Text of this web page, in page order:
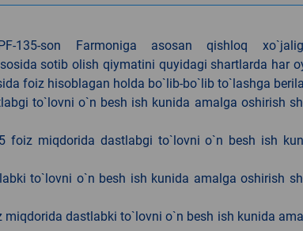
135-son Farmoniga asosan qishloq
sotib olish qiymatini quyidagi shartlarda har
foiz hisoblagan holda bo`lib-bo`lib to`lashga
to`lovni o`n besh ish kunida amalga oshirish
foiz miqdorida dastlabgi to`lovni o`n besh ish
to`lovni o`n besh ish kunida amalga oshirish
dastlabki to`lovni o`n besh ish kunida